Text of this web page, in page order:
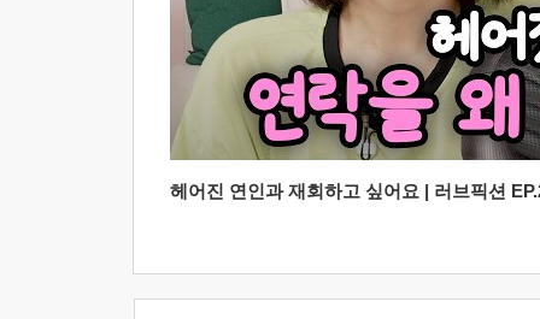
헤어진 연인과 재회하고 싶어요 | 러브픽션